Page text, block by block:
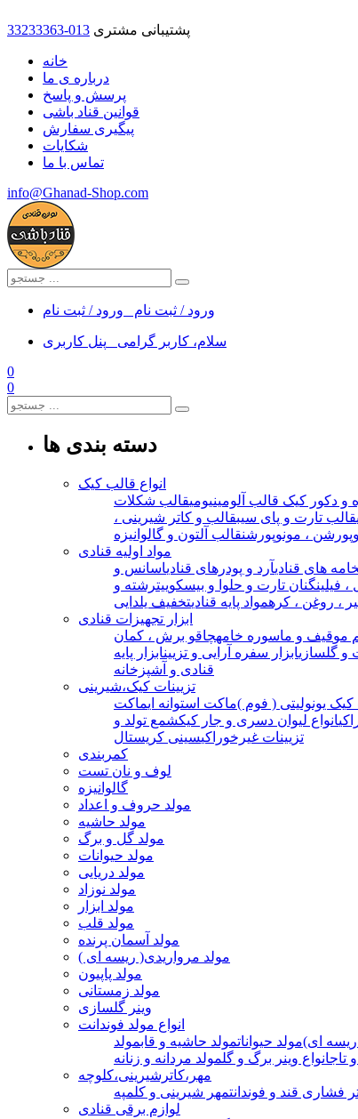
33233363-013 پشتیبانی مشتری
خانه
درباره ی ما
پرسش و پاسخ
قوانین قناد باشی
پیگیری سفارش
شکایات
تماس با ما
info@Ghanad-Shop.com
ورود / ثبت نام ورود / ثبت نام
سلام، کاربر گرامی
پنل کاربری
0
0
دسته بندی ها
انواع قالب کیک
و دکور کیک قالب آلومینیومیقالب شکلات
قالب تارت و پای سیبقالب و کاتر شیرینی ،
، مونوپورشنقالب آلتون و گالوانیزه
مواد اولیه قنادی
های قنادیآرد و پودرهای قنادیاسانس و
، فیلینگنان تارت و حلوا و بیسکوییترشته و
، روغن ، کرهمواد پایه قنادیتخفیف یلدایی
ابزار تجهیزات قنادی
موقیف و ماسوره خامهچاقو برش ، کمان
و گلسازیابزار سفره آرایی و تزیینابزار پایه
قنادی و آشپزخانه
تزیینات کیک،شیرینی
یونولیتی ( فوم )ماکت استوانه ایماکت
انواع لیوان دسری و جار کیکشمع تولد و
تزیینات غیرخوراکیسینی کریستال
کمربندی
لوف و نان تست
گالوانیزه
مولد حروف و اعداد
مولد حاشیه
مولد گل و برگ
مولد حیوانات
مولد دریایی
مولد نوزاد
مولد ابزار
مولد قلب
مولد آسمان پرنده
مولد مرواریدی( ریسه ای )
مولد پاپیون
مولد زمستانی
وینر گلسازی
انواع مولد فوندانت
ریسه ای)مولد حیواناتمولد حاشیه و قابمولد
تاجانواع وینر برگ و گلمولد مردانه و زنانه
مهر،کاترشیرینی،کلوچه
فشاری قند و فوندانتمهر شیرینی و کلمپه
لوازم برقی قنادی